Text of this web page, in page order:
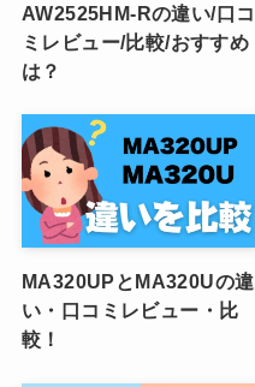
AW2525HM-Rの違い/口コ
ミレビュー/比較/おすすめ
は？
MA320UPとMA320Uの違
い・口コミレビュー・比
較！